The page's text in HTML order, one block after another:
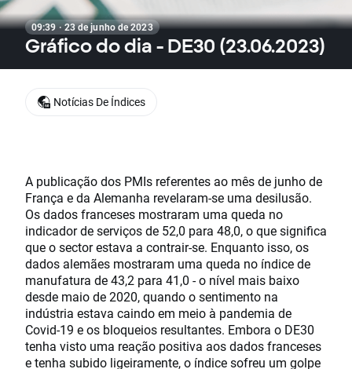
09:39 · 23 de junho de 2023
Gráfico do dia - DE30 (23.06.2023)
A publicação dos PMIs referentes ao mês de junho de
França e da Alemanha revelaram-se uma desilusão.
Os dados franceses mostraram uma queda no
indicador de serviços de 52,0 para 48,0, o que significa
que o sector estava a contrair-se. Enquanto isso, os
dados alemães mostraram uma queda no índice de
manufatura de 43,2 para 41,0 - o nível mais baixo
desde maio de 2020, quando o sentimento na
indústria estava caindo em meio à pandemia de
Covid-19 e os bloqueios resultantes. Embora o DE30
tenha visto uma reação positiva aos dados franceses
e tenha subido ligeiramente, o índice sofreu um golpe
Notícias De Índices